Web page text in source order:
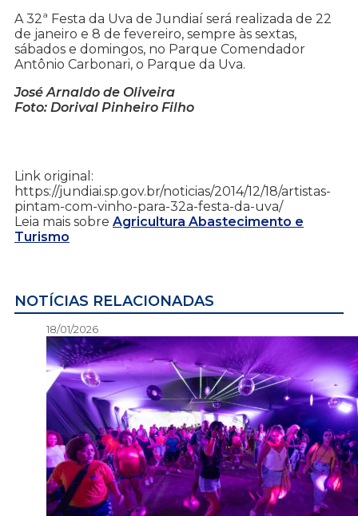
A 32ª Festa da Uva de Jundiaí será realizada de 22
de janeiro e 8 de fevereiro, sempre às sextas,
sábados e domingos, no Parque Comendador
Antônio Carbonari, o Parque da Uva.
José Arnaldo de Oliveira
Foto: Dorival Pinheiro Filho
Link original:
https://jundiai.sp.gov.br/noticias/2014/12/18/artistas-
pintam-com-vinho-para-32a-festa-da-uva/
Leia mais sobre Agricultura Abastecimento e
Turismo
NOTÍCIAS RELACIONADAS
18/01/2026